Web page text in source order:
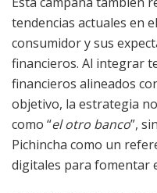
tendencias actuales en
consumidor y sus
financieros. Al integrar
financieros alineados
objetivo, la estrategia
como “el otro banco”,
Pichincha como un
digitales para fomentar